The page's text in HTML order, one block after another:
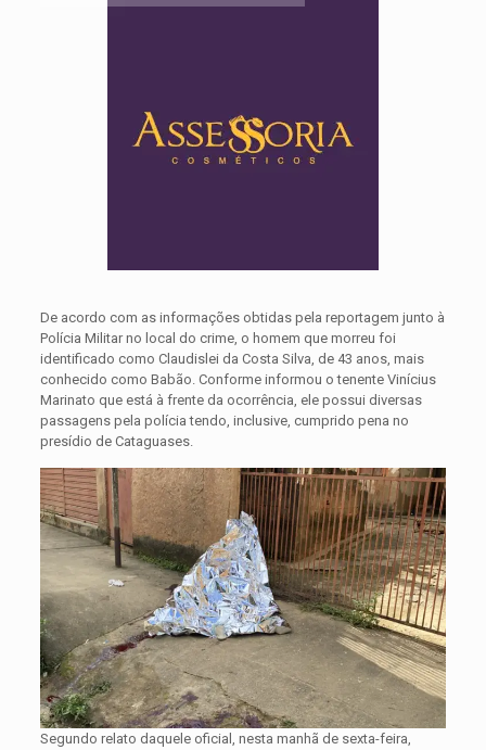
De acordo com as informações obtidas pela reportagem junto à
Polícia Militar no local do crime, o homem que morreu foi
identificado como Claudislei da Costa Silva, de 43 anos, mais
conhecido como Babão. Conforme informou o tenente Vinícius
Marinato que está à frente da ocorrência, ele possui diversas
passagens pela polícia tendo, inclusive, cumprido pena no
presídio de Cataguases.
Segundo relato daquele oficial, nesta manhã de sexta-feira,